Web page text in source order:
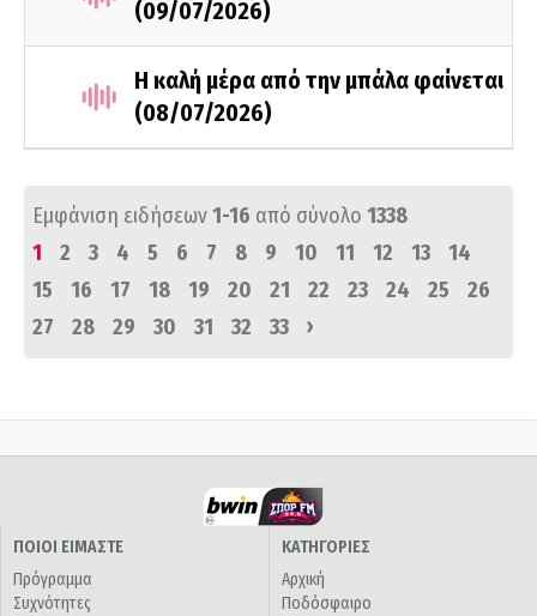
(09/07/2026)
Η καλή μέρα από την μπάλα φαίνεται
(08/07/2026)
Εμφάνιση ειδήσεων1-16 από σύνολο 1338
1
2 3 4 5 6 7 8 9 10 11 12 13
14
15
16 17 18 19 20 21 22 23 24 25
26
27
28 29 30 31 32 33 ›
ΠΟΙΟΙ ΕΙΜΑΣΤΕ
Πρόγραμμα
Συχνότητες
ΚΑΤΗΓΟΡΙΕΣ
Αρχική
Ποδόσφαιρο